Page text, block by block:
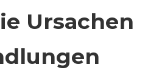
Ursachen